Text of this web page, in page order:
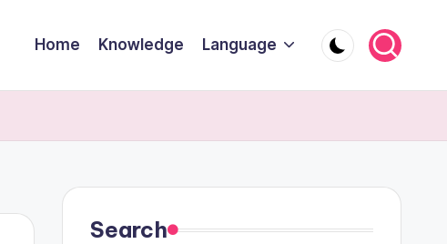
Home Knowledge Language
Search